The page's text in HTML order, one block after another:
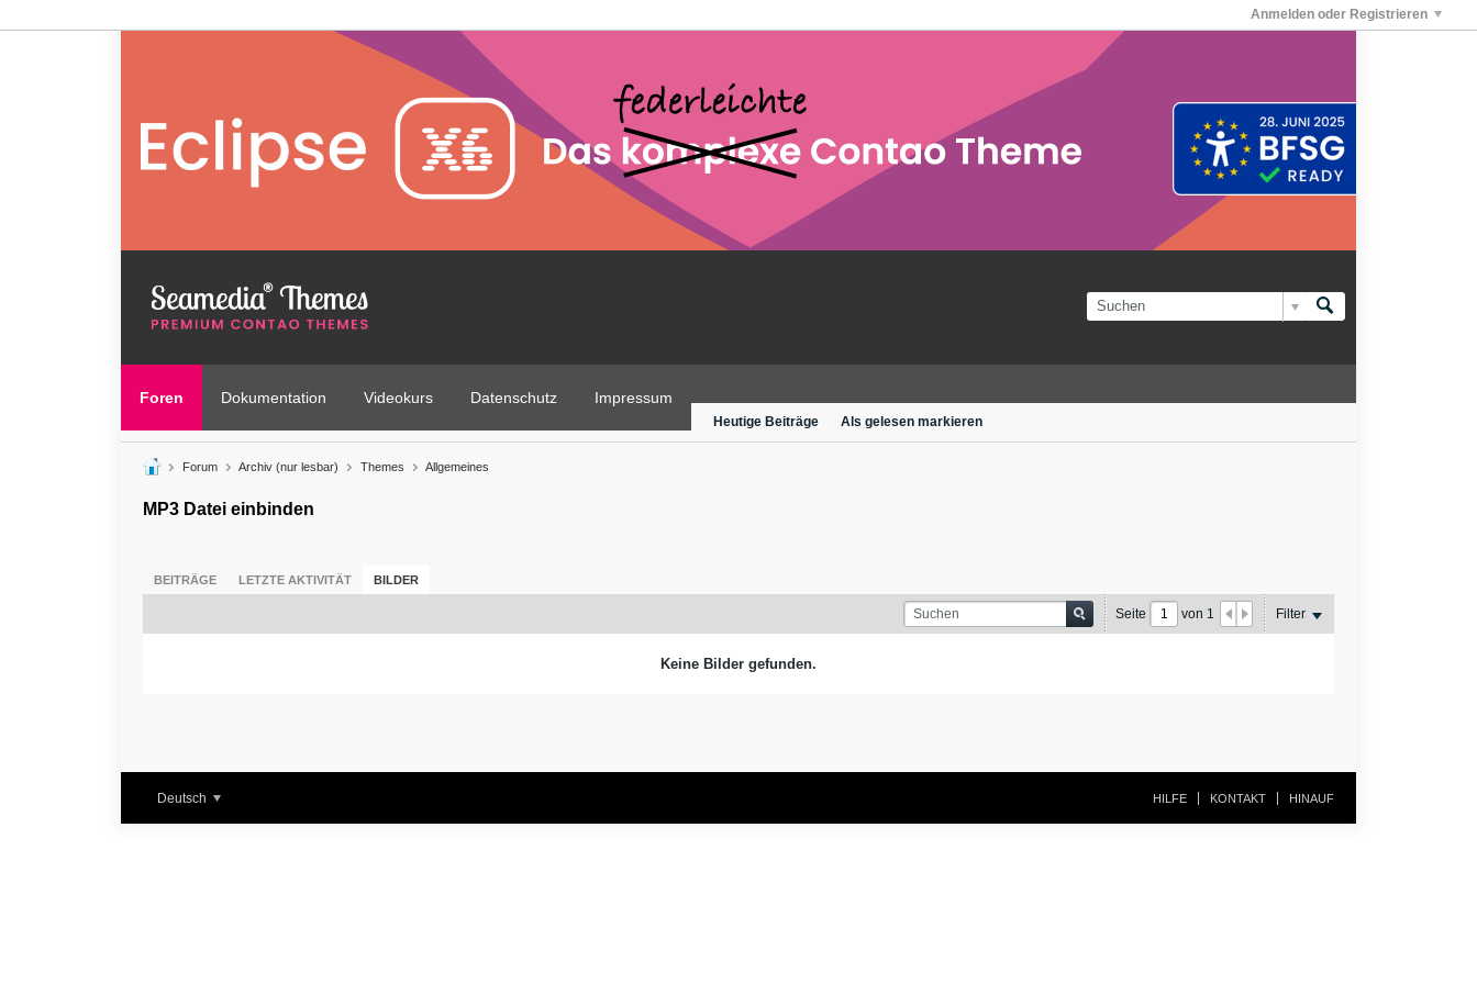
Anmelden oder Registrieren
Foren Dokumentation Videokurs Datenschutz Impressum
Heutige Beiträge Als gelesen markieren
Forum Archiv (nur lesbar) Themes Allgemeines
MP3 Datei einbinden
BEITRÄGE LETZTE AKTIVITÄT BILDER
Seite von 1 Filter
Keine Bilder gefunden.
Deutsch HILFE KONTAKT HINAUF